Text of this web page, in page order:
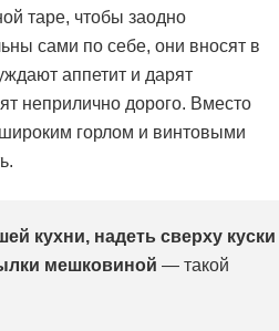
таре, чтобы заодно
сами по себе, они вносят в
аппетит и дарят
неприлично дорого. Вместо
горлом и винтовыми
кухни, надеть сверху куски
мешковиной — такой